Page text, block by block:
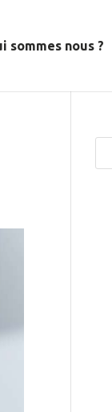
sommes nous ?